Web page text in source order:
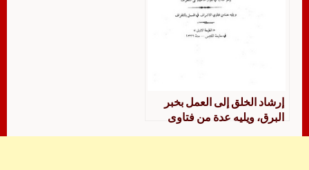
إرشاد الخلق إلى العمل بخبر
البرق، ويليه عدة من فتاوى